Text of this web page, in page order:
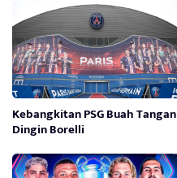
Kebangkitan PSG Buah Tangan
Dingin Borelli